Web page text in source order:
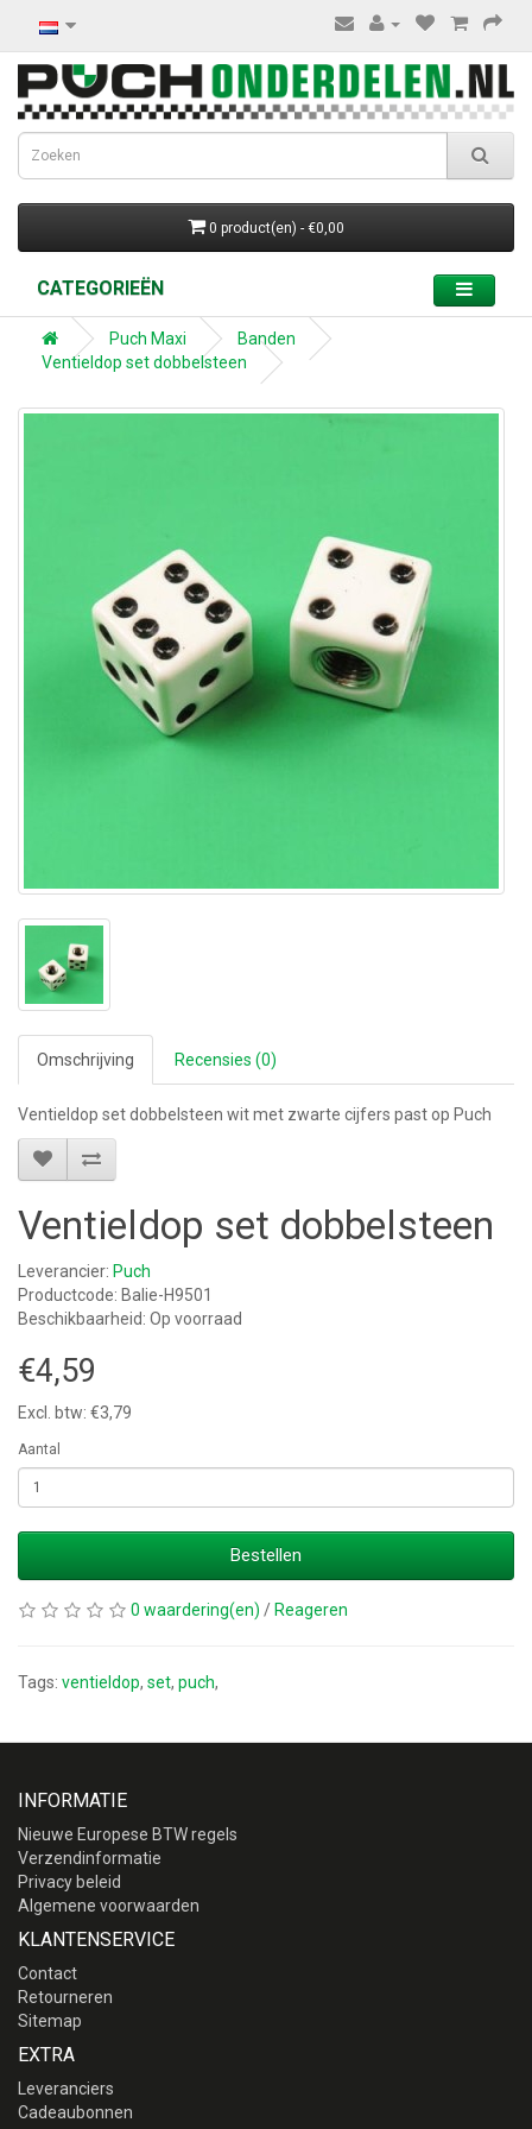
0 product(en) - €0,00
CATEGORIEËN
Puch Maxi
Banden
Ventieldop set dobbelsteen
Omschrijving Recensies (0)
Ventieldop set dobbelsteen wit met zwarte cijfers past op Puch
Ventieldop set dobbelsteen
Leverancier: Puch
Productcode: Balie-H9501
Beschikbaarheid: Op voorraad
€4,59
Excl. btw: €3,79
Aantal
Bestellen
0 waardering(en) / Reageren
Tags: ventieldop, set, puch,
INFORMATIE
Nieuwe Europese BTW regels
Verzendinformatie
Privacy beleid
Algemene voorwaarden
KLANTENSERVICE
Contact
Retourneren
Sitemap
EXTRA
Leveranciers
Cadeaubonnen